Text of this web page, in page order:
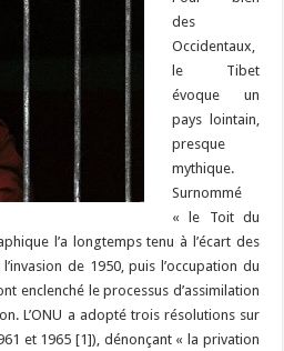
p
c
h
at
l
y
Li
n
k
d
o
n
es
t
p
p
des
Occidentaux,
le Tibet
évoque un
pays lointain,
presque
mythique.
Surnommé
« le Toit du
l’a longtemps tenu à l’écart des
de 1950, puis l’occupation du
enclenché le processus d’assimilation
L’ONU a adopté trois résolutions sur
et 1965 [1]), dénonçant « la privation